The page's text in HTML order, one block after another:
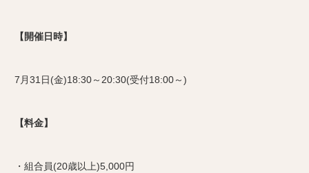
【開催日時】
7月31日(金)18:30～20:30(受付18:00～)
【料金】
・組合員(20歳以上)5,000円